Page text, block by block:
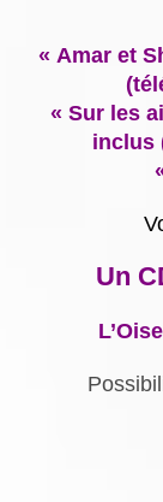
« Amar et
« Sur les
inclus
Un